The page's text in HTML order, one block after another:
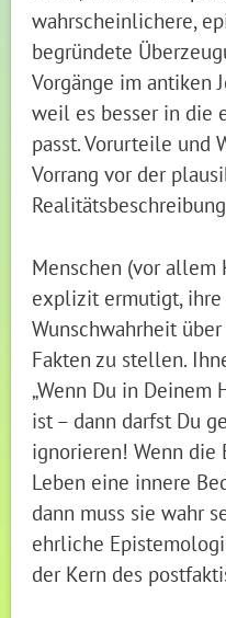
wahrscheinlichere,
begründete
Vorgänge im antiken
weil es besser in die
passt. Vorurteile und
Vorrang vor der
Menschen (vor
explizit ermutigt,
Wunschwahrheit
Fakten zu stellen.
„Wenn Du in Deinem
ist – dann darfst Du
ignorieren! Wenn die
Leben eine innere
dann muss sie wahr
ehrliche
der Kern des